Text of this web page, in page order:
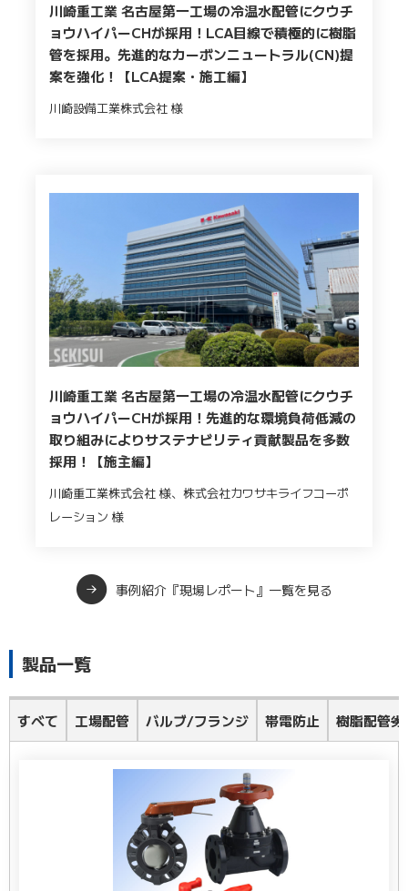
川崎重工業 名古屋第一工場の冷温水配管にクウチ
ョウハイパーCHが採用！LCA目線で積極的に樹脂
管を採用。先進的なカーボンニュートラル(CN)提
案を強化！【LCA提案・施工編】
川崎設備工業株式会社 様
川崎重工業 名古屋第一工場の冷温水配管にクウチ
ョウハイパーCHが採用！先進的な環境負荷低減の
取り組みによりサステナビリティ貢献製品を多数
採用！【施主編】
川崎重工業株式会社 様、株式会社カワサキライフコーポ
レーション 様
事例紹介『現場レポート』一覧を見る
製品一覧
すべて 工場配管 バルブ/フランジ 帯電防止 樹脂配管